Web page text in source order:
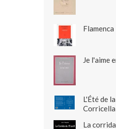
Flamenca
Je l'aime
L'Été de
Corricella
La